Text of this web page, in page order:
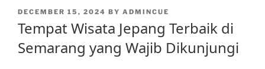
POSTED
DECEMBER 15, 2024 BY ADMINCUE
Tempat Wisata Jepang Terbaik di
Semarang yang Wajib Dikunjungi